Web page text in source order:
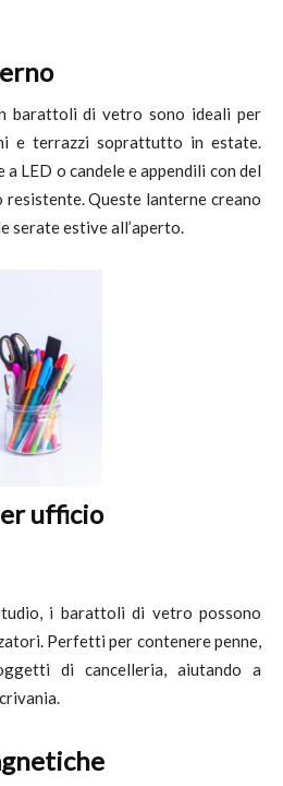
barattoli di vetro sono ideali per
e terrazzi soprattutto in estate.
a LED o candele e appendili con del
Queste lanterne creano
serate estive all’aperto.
ufficio
i barattoli di vetro possono
Perfetti per contenere penne,
di cancelleria, aiutando a